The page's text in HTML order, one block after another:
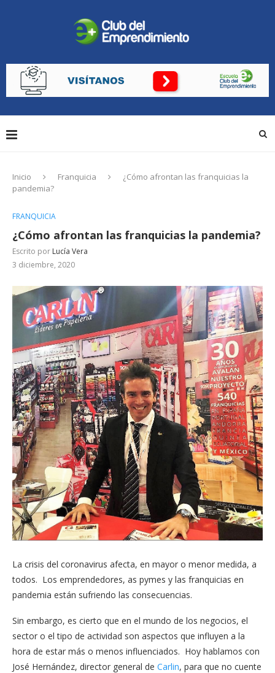
Inicio Franquicia
¿Cómo afrontan las franquicias la
pandemia?
FRANQUICIA
¿Cómo afrontan las franquicias la pandemia?
Escrito por Lucía Vera
3 diciembre, 2020
La crisis del coronavirus afecta, en mayor o menor medida, a
todos. Los emprendedores, as pymes y las franquicias en
pandemia están sufriendo las consecuencias.
Sin embargo, es cierto que en el mundo de los negocios, el
sector o el tipo de actividad son aspectos que influyen a la
hora de estar más o menos influenciados. Hoy hablamos con
José Hernández, director general de Carlin, para que no cuente